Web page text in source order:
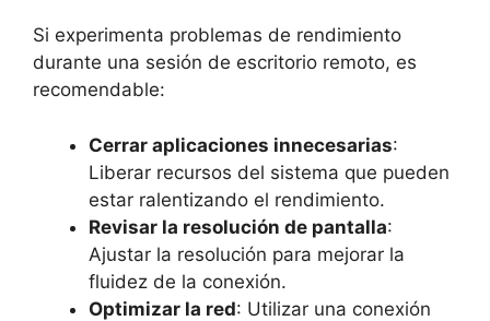
Si experimenta problemas de rendimiento
durante una sesión de escritorio remoto, es
recomendable:
Cerrar aplicaciones innecesarias:
Liberar recursos del sistema que pueden
estar ralentizando el rendimiento.
Revisar la resolución de pantalla:
Ajustar la resolución para mejorar la
fluidez de la conexión.
Optimizar la red: Utilizar una conexión